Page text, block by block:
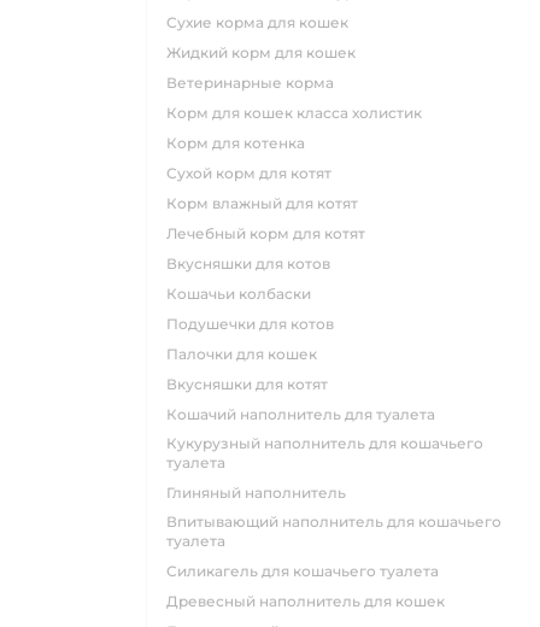
сухие корма для кошек
жидкий корм для кошек
ветеринарные корма
корм для кошек класса холистик
корм для котенка
сухой корм для котят
корм влажный для котят
лечебный корм для котят
вкусняшки для котов
кошачьи колбаски
подушечки для котов
палочки для кошек
вкусняшки для котят
кошачий наполнитель для туалета
кукурузный наполнитель для кошачьего
туалета
глиняный наполнитель
впитывающий наполнитель для кошачьего
туалета
силикагель для кошачьего туалета
древесный наполнитель для кошек